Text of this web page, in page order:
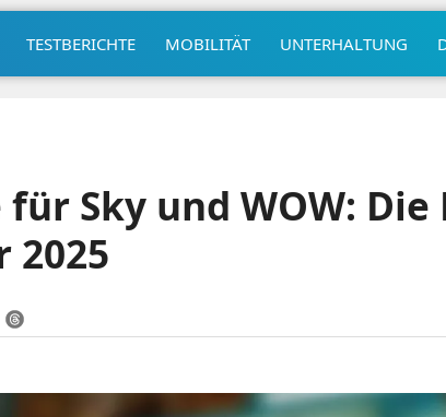
TESTBERICHTE MOBILITÄT UNTERHALTUNG
Sky und WOW:
2025